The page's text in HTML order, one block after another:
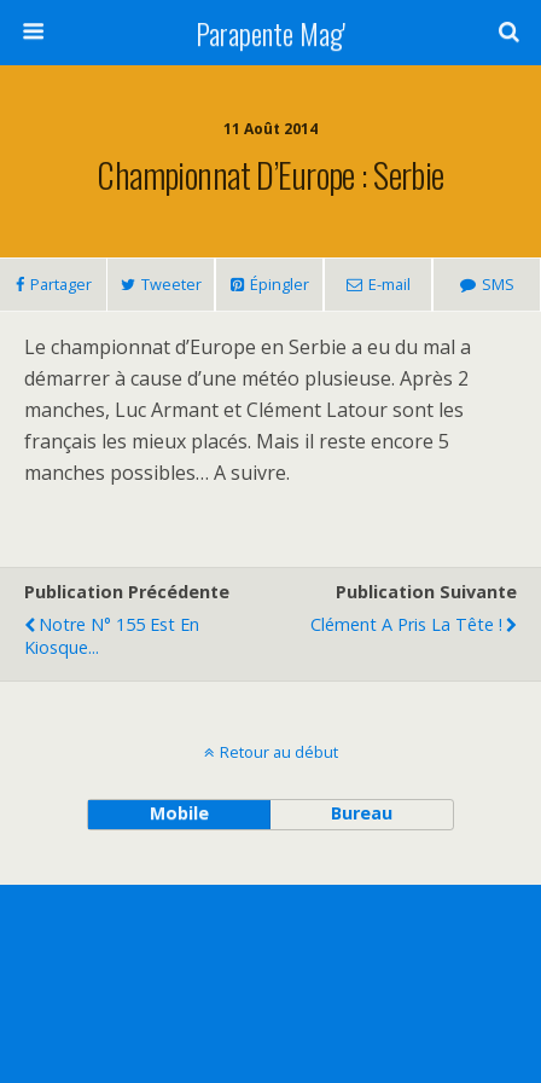
Parapente Mag'
11 Août 2014
Championnat D’Europe : Serbie
Partager Tweeter Épingler E-mail SMS
Le championnat d’Europe en Serbie a eu du mal a
démarrer à cause d’une météo plusieuse. Après 2
manches, Luc Armant et Clément Latour sont les
français les mieux placés. Mais il reste encore 5
manches possibles… A suivre.
Publication Précédente
Notre N° 155 Est En
Kiosque...
Publication Suivante
Clément A Pris La Tête !
Retour au début
Mobile Bureau